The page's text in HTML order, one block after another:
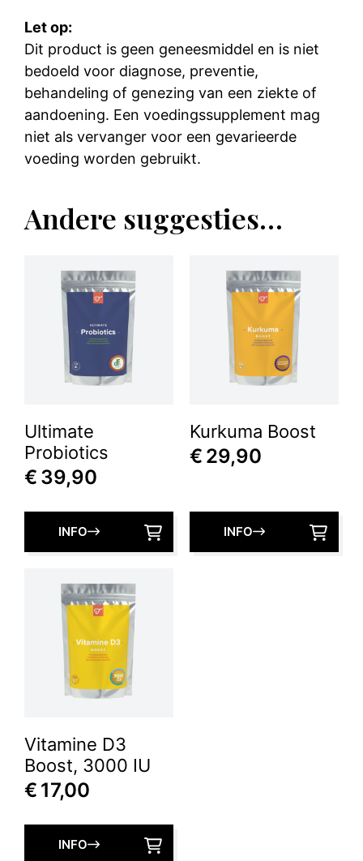
Let op:
Dit product is geen geneesmiddel en is niet
bedoeld voor diagnose, preventie,
behandeling of genezing van een ziekte of
aandoening. Een voedingssupplement mag
niet als vervanger voor een gevarieerde
voeding worden gebruikt.
Andere suggesties…
Ultimate
Probiotics
€ 39,90
INFO
Kurkuma Boost
€ 29,90
INFO
Vitamine D3
Boost, 3000 IU
€ 17,00
INFO